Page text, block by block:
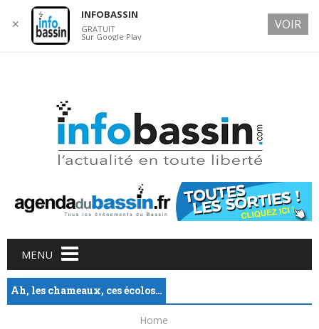
Main menu
content
MENU
Ah, les chameaux, ces écolos…
Home
✕
INFOBASSIN
GRATUIT
Sur Google Play
VOIR